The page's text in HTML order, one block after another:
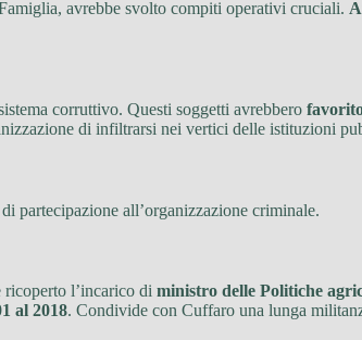
avrebbe svolto compiti operativi cruciali.
corruttivo. Questi soggetti avrebbero
di infiltrarsi nei vertici delle istituzioni
partecipazione all’organizzazione criminale.
ricoperto l’incarico di ministro delle Politiche
al 2018. Condivide con Cuffaro una lunga